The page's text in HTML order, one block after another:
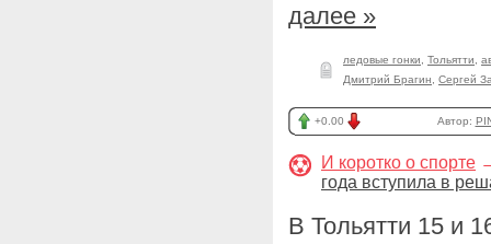
далее »
ледовые гонки Тольятти
Дмитрий Брагин
Сергей
+0.00 Автор:
И коротко о спорте
года вступила в
В Тольятти 15 и